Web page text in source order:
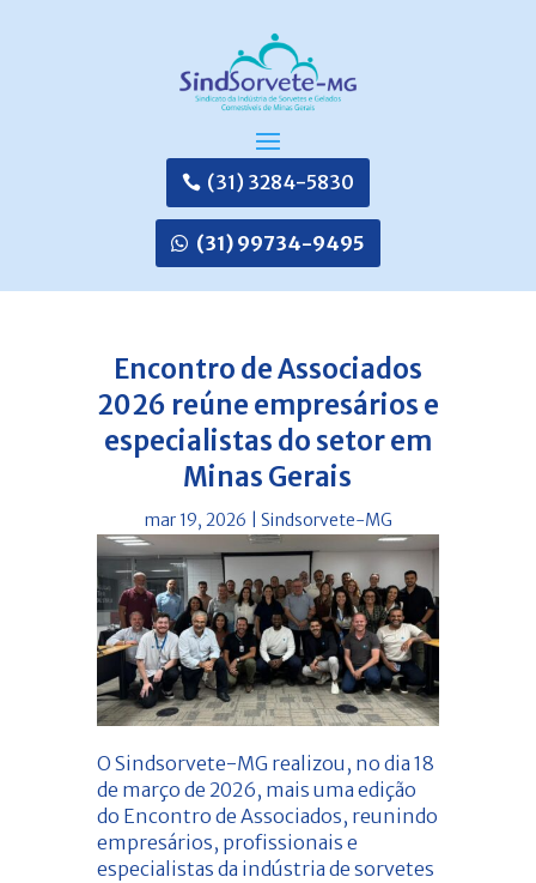
(31) 3284-5830
(31) 99734-9495
Encontro de Associados
2026 reúne empresários e
especialistas do setor em
Minas Gerais
mar 19, 2026 Sindsorvete-MG
O Sindsorvete-MG realizou, no dia 18
de março de 2026, mais uma edição
do Encontro de Associados, reunindo
empresários, profissionais e
especialistas da indústria de sorvetes